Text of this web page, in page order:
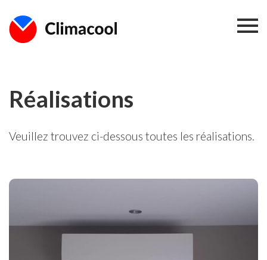
Réalisations
Veuillez trouvez ci-dessous toutes les réalisations.